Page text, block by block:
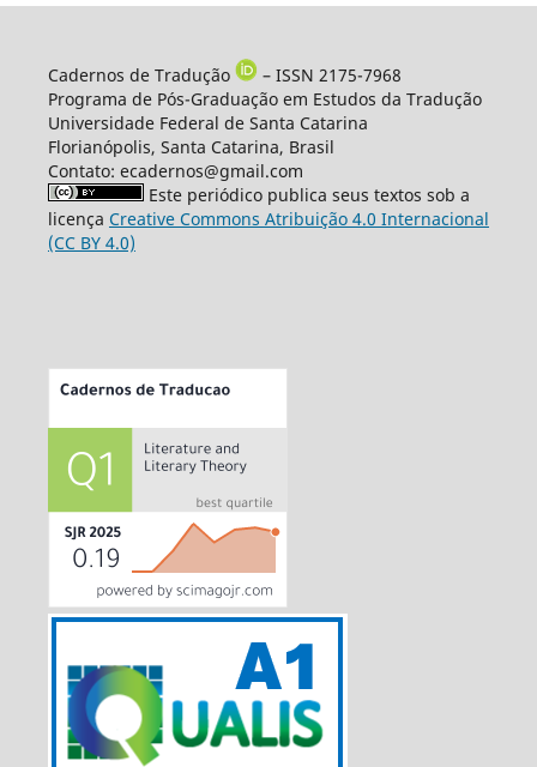
Cadernos de Tradução
– ISSN 2175-7968
Programa de Pós-Graduação em Estudos da Tradução
Universidade Federal de Santa Catarina
Florianópolis, Santa Catarina, Brasil
Contato: ecadernos@gmail.com
Este periódico publica seus textos sob a
licença Creative Commons Atribuição 4.0 Internacional
(CC BY 4.0)